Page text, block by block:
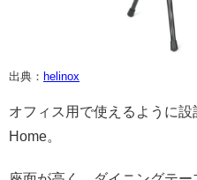
出典： helinox
オフィス用で使えるように
Home。